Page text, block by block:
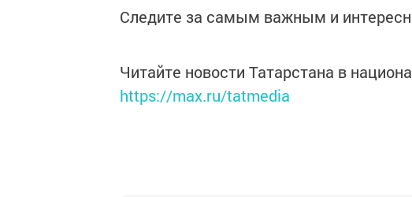
Следите за самым важным и
Читайте новости Татарстана в
https://max.ru/tatmedia